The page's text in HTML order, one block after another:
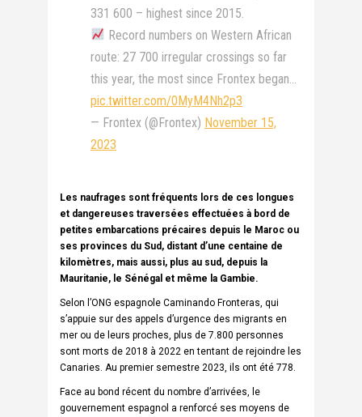
331 600 – highest since 2015.
Record numbers on Western African
route: 27 700 irregular crossings so far
this year, the most since Frontex began…
pic.twitter.com/0MyM4Nh2p3
— Frontex (@Frontex) November 15,
2023
Les naufrages sont fréquents lors de ces longues
et dangereuses traversées effectuées à bord de
petites embarcations précaires depuis le Maroc ou
ses provinces du Sud, distant d’une centaine de
kilomètres, mais aussi, plus au sud, depuis la
Mauritanie, le Sénégal et même la Gambie.
Selon l’ONG espagnole Caminando Fronteras, qui
s’appuie sur des appels d’urgence des migrants en
mer ou de leurs proches, plus de 7.800 personnes
sont morts de 2018 à 2022 en tentant de rejoindre les
Canaries. Au premier semestre 2023, ils ont été 778.
Face au bond récent du nombre d’arrivées, le
gouvernement espagnol a renforcé ses moyens de